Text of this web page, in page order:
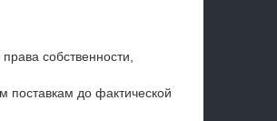
собственности,
поставкам до фактической